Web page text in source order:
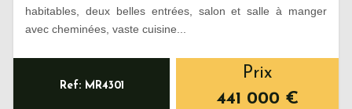
habitables, deux belles entrées, salon et salle à manger
avec cheminées, vaste cuisine...
Ref: MR4301
Prix
441 000 €